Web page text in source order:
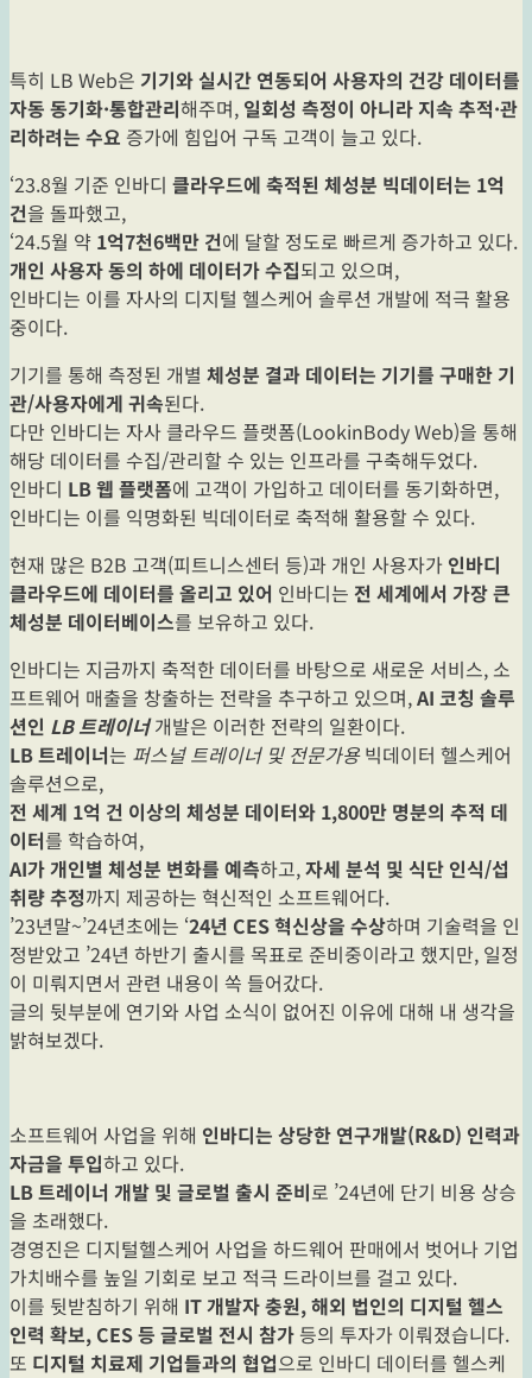
특히 LB Web은 기기와 실시간 연동되어 사용자의 건강 데이터를
자동 동기화·통합관리해주며, 일회성 측정이 아니라 지속 추적·관
리하려는 수요 증가에 힘입어 구독 고객이 늘고 있다.
‘23.8월 기준 인바디 클라우드에 축적된 체성분 빅데이터는 1억
건을 돌파했고,
‘24.5월 약 1억7천6백만 건에 달할 정도로 빠르게 증가하고 있다.
개인 사용자 동의 하에 데이터가 수집되고 있으며,
인바디는 이를 자사의 디지털 헬스케어 솔루션 개발에 적극 활용
중이다.
기기를 통해 측정된 개별 체성분 결과 데이터는 기기를 구매한 기
관/사용자에게 귀속된다.
다만 인바디는 자사 클라우드 플랫폼(LookinBody Web)을 통해
해당 데이터를 수집/관리할 수 있는 인프라를 구축해두었다.
인바디 LB 웹 플랫폼에 고객이 가입하고 데이터를 동기화하면,
인바디는 이를 익명화된 빅데이터로 축적해 활용할 수 있다.
현재 많은 B2B 고객(피트니스센터 등)과 개인 사용자가 인바디
클라우드에 데이터를 올리고 있어 인바디는 전 세계에서 가장 큰
체성분 데이터베이스를 보유하고 있다.
인바디는 지금까지 축적한 데이터를 바탕으로 새로운 서비스, 소
프트웨어 매출을 창출하는 전략을 추구하고 있으며,AI 코칭 솔루
션인 LB 트레이너개발은 이러한 전략의 일환이다.
LB 트레이너는 퍼스널 트레이너 및 전문가용빅데이터 헬스케어
솔루션으로,
전 세계 1억 건 이상의 체성분 데이터와 1,800만 명분의 추적 데
이터를 학습하여,
AI가 개인별 체성분 변화를 예측하고,자세 분석 및 식단 인식/섭
취량 추정까지 제공하는 혁신적인 소프트웨어다.
’23년말~’24년초에는 ‘24년 CES 혁신상을 수상하며 기술력을 인
정받았고 ’24년 하반기 출시를 목표로 준비중이라고 했지만, 일정
이 미뤄지면서 관련 내용이 쏙 들어갔다.
글의 뒷부분에 연기와 사업 소식이 없어진 이유에 대해 내 생각을
밝혀보겠다.
소프트웨어 사업을 위해 인바디는 상당한 연구개발(R&D) 인력과
자금을 투입하고 있다.
LB 트레이너 개발 및 글로벌 출시 준비로 ’24년에 단기 비용 상승
을 초래했다.
경영진은 디지털헬스케어 사업을 하드웨어 판매에서 벗어나 기업
가치배수를 높일 기회로 보고 적극 드라이브를 걸고 있다.
이를 뒷받침하기 위해 IT 개발자 충원, 해외 법인의 디지털 헬스
인력 확보, CES 등 글로벌 전시 참가등의 투자가 이뤄졌습니다.
또 디지털 치료제 기업들과의 협업으로 인바디 데이터를 헬스케